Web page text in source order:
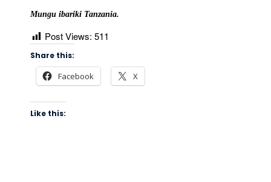
Mungu ibariki Tanzania.
Post Views: 511
Share this:
Facebook X
Like this: